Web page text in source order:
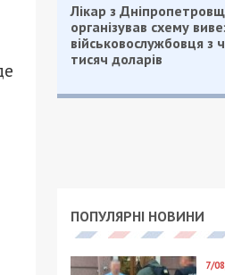
Лікар з
організував схему
військовослужбовця з
тисяч доларів
ПОПУЛЯРНІ НОВИНИ
7/